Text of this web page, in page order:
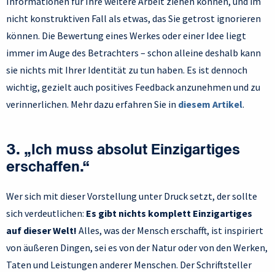
nicht konstruktiven Fall als etwas, das Sie getrost ignorieren
können. Die Bewertung eines Werkes oder einer Idee liegt
immer im Auge des Betrachters – schon alleine deshalb kann
sie nichts mit Ihrer Identität zu tun haben. Es ist dennoch
wichtig, gezielt auch positives Feedback anzunehmen und zu
verinnerlichen. Mehr dazu erfahren Sie in diesem Artikel.
3. „Ich muss absolut Einzigartiges
erschaffen.“
Wer sich mit dieser Vorstellung unter Druck setzt, der sollte
sich verdeutlichen: Es gibt nichts komplett Einzigartiges
auf dieser Welt! Alles, was der Mensch erschafft, ist inspiriert
von äußeren Dingen, sei es von der Natur oder von den Werken,
Taten und Leistungen anderer Menschen. Der Schriftsteller